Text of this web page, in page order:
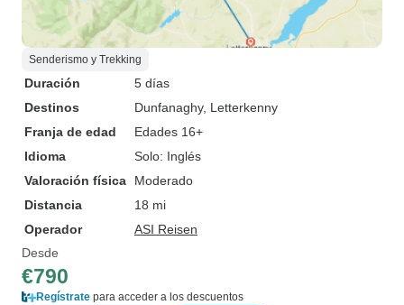
Senderismo y Trekking
Duración
5 días
Destinos
Dunfanaghy, Letterkenny
Franja de edad
Edades 16+
Idioma
Solo: Inglés
Valoración física
Moderado
Distancia
18 mi
Operador
ASI Reisen
Desde
€790
Regístrate para acceder a los descuentos